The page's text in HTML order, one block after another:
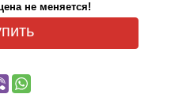
не меняется!